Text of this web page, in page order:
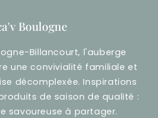
Boulogne
Billancourt, l'auberge
une convivialité familiale et
décomplexée. Inspirations
de saison de qualité :
savoureuse à partager.